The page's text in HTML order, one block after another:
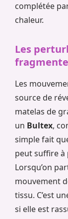
complétée
chaleur.
Les
Les
source de
matelas de
un Bultex,
simple fait
peut suffire à
Lorsqu’on
mouvement
tissu. C’est
si elle est